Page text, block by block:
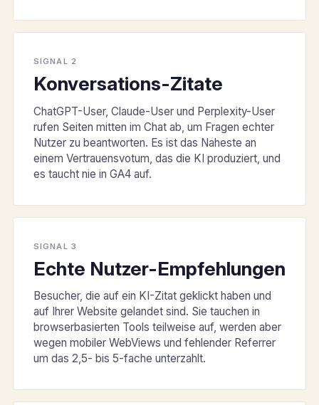
SIGNAL 2
Konversations-Zitate
ChatGPT-User, Claude-User und Perplexity-User
rufen Seiten mitten im Chat ab, um Fragen echter
Nutzer zu beantworten. Es ist das Naheste an
einem Vertrauensvotum, das die KI produziert, und
es taucht nie in GA4 auf.
SIGNAL 3
Echte Nutzer-Empfehlungen
Besucher, die auf ein KI-Zitat geklickt haben und
auf Ihrer Website gelandet sind. Sie tauchen in
browserbasierten Tools teilweise auf, werden aber
wegen mobiler WebViews und fehlender Referrer
um das 2,5- bis 5-fache unterzahlt.